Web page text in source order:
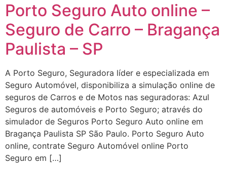
Porto Seguro Auto online –
Seguro de Carro – Bragança
Paulista – SP
A Porto Seguro, Seguradora líder e especializada em
Seguro Automóvel, disponibiliza a simulação online de
seguros de Carros e de Motos nas seguradoras: Azul
Seguros de automóveis e Porto Seguro; através do
simulador de Seguros Porto Seguro Auto online em
Bragança Paulista SP São Paulo. Porto Seguro Auto
online, contrate Seguro Automóvel online Porto
Seguro em […]